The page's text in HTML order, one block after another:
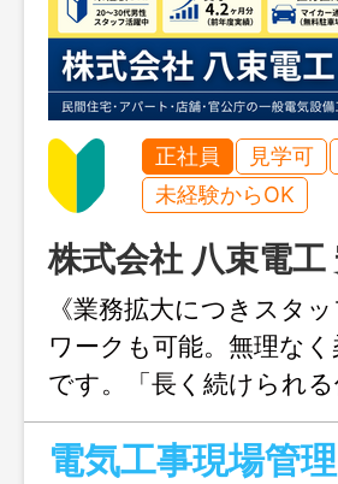
正社員 見学可
未経験からOK
株式会社 八束電工
《業務拡大につきスタ
ワークも可能。無理な
です。「長く続けられ
境にこだわりたい」そ
電気工事現場管理